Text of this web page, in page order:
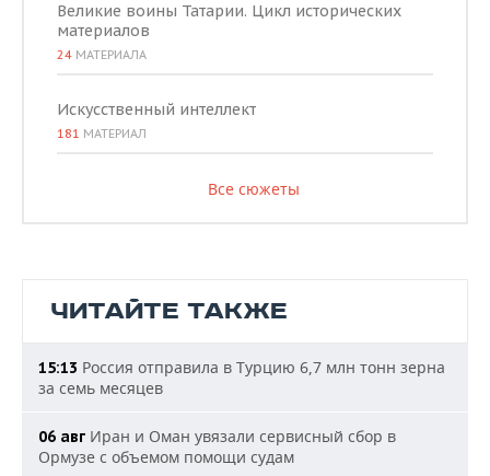
Великие воины Татарии. Цикл исторических
материалов
24 МАТЕРИАЛА
Искусственный интеллект
181 МАТЕРИАЛ
Все сюжеты
ЧИТАЙТЕ ТАКЖЕ
15:13 Россия отправила в Турцию 6,7 млн тонн зерна
за семь месяцев
06 авг Иран и Оман увязали сервисный сбор в
Ормузе с объемом помощи судам